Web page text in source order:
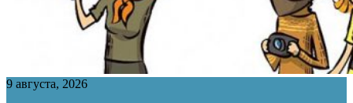
9 августа, 2026